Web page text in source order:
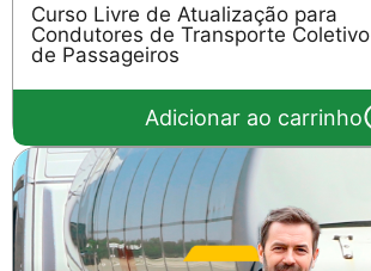
Curso Livre de Atualização para
Condutores de Transporte Coletivo
de Passageiros
Adicionar ao carrinho